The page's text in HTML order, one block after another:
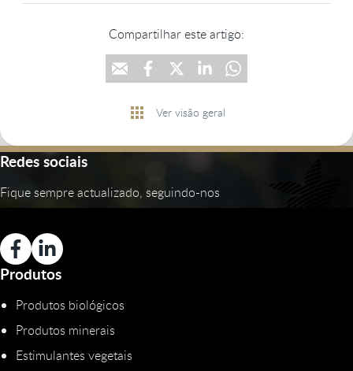
Compartilhar este artigo:
Ver visão geral
Redes sociais
Fique sempre actualizado, seguindo-nos
Produtos
Produtos biológicos
Produtos minerais
Estimulantes vegetais